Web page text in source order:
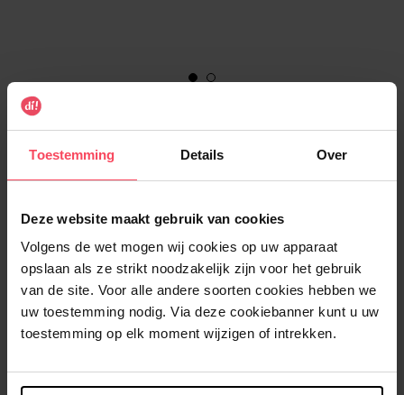
Toestemming Details Over
Deze website maakt gebruik van cookies
Volgens de wet mogen wij cookies op uw apparaat
opslaan als ze strikt noodzakelijk zijn voor het gebruik
van de site. Voor alle andere soorten cookies hebben we
uw toestemming nodig. Via deze cookiebanner kunt u uw
toestemming op elk moment wijzigen of intrekken.
€ 2,00
Aantal
Levering
Dit artikel is momenteel niet beschikbaar
Me verwittigen wanneer het weer beschikbaar
is
Gratis levering bij aankoop van min. 35€.
Gratis retour in je winkelpunt